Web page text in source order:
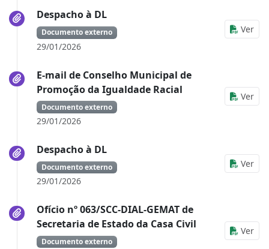
Despacho à DL
Documento externo
29/01/2026
Ver
E-mail de Conselho Municipal de
Promoção da Igualdade Racial
Documento externo
29/01/2026
Ver
Despacho à DL
Documento externo
29/01/2026
Ver
Ofício nº 063/SCC-DIAL-GEMAT de
Secretaria de Estado da Casa Civil
Documento externo
Ver